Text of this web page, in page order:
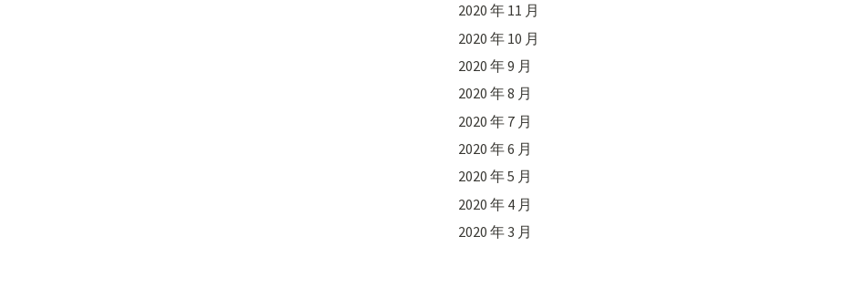
2020 年 11 月
2020 年 10 月
2020 年 9 月
2020 年 8 月
2020 年 7 月
2020 年 6 月
2020 年 5 月
2020 年 4 月
2020 年 3 月